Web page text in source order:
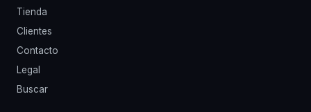
Tienda
Clientes
Contacto
Legal
Buscar